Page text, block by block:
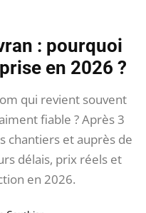
: pourquoi
en 2026 ?
qui revient souvent
fiable ? Après 3
chantiers et auprès de
délais, prix réels et
en 2026.